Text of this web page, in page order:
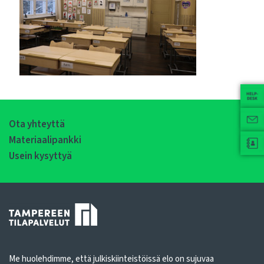
Ota yhteyttä
Materiaalipankki
Usein kysyttyä
Me huolehdimme, että julkiskiinteistöissä elo on sujuvaa